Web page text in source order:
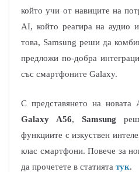
който учи от навиците на
AI, който реагира на аудио
това, Samsung реши да
предложи по-добра
със смартфоните Galaxy.
С представянето на
Galaxy A56,Samsung
функциите с изкуствен
клас смартфони. Повече за
да прочетете в статията тук.